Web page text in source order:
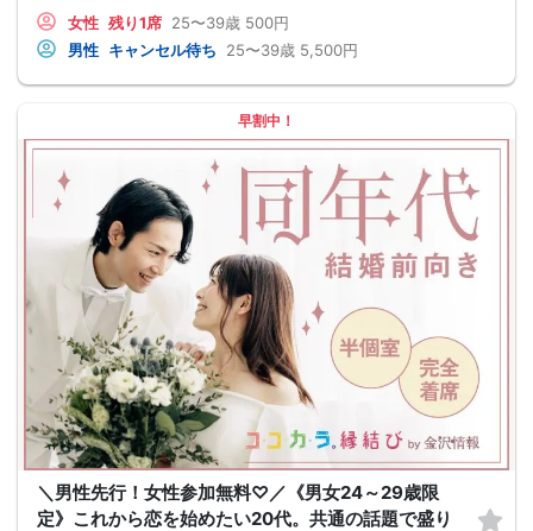
女性 残り1席 25〜39歳 500円
男性 キャンセル待ち 25〜39歳 5,500円
早割中！
＼男性先行！女性参加無料♡／《男女24～29歳限
定》これから恋を始めたい20代。共通の話題で盛り